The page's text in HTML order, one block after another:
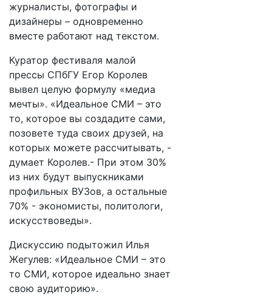
журналисты, фотографы и
дизайнеры – одновременно
вместе работают над текстом.
Куратор фестиваля малой
прессы СПбГУ Егор Королев
вывел целую формулу «медиа
мечты». «Идеальное СМИ – это
то, которое вы создадите сами,
позовете туда своих друзей, на
которых можете рассчитывать, -
думает Королев.- При этом 30%
из них будут выпускниками
профильных ВУЗов, а остальные
70% - экономисты, политологи,
искусствоведы».
Дискуссию подытожил Илья
Жегулев: «Идеальное СМИ – это
то СМИ, которое идеально знает
свою аудиторию».